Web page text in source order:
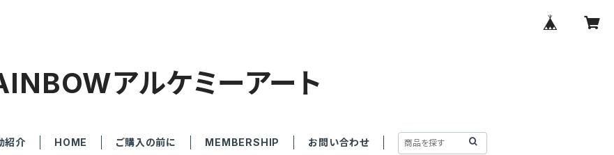
アルケミーアート
紹介 HOME ご購入の前に MEMBERSHIP お問い合わせ